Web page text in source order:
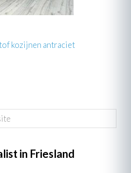
kozijnen antraciet
in Friesland